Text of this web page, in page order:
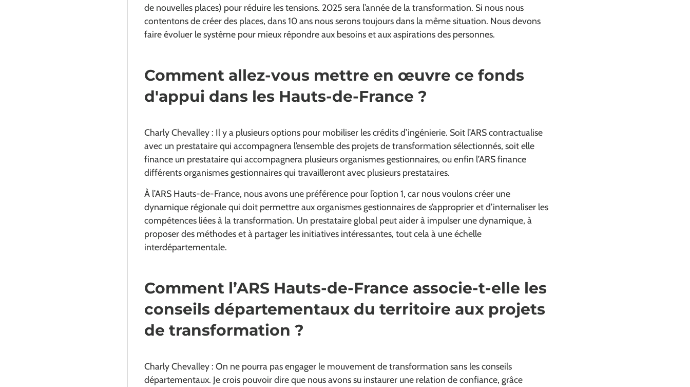
de nouvelles places) pour réduire les tensions. 2025 sera l’année de la transformation. Si nous nous
contentons de créer des places, dans 10 ans nous serons toujours dans la même situation. Nous devons
faire évoluer le système pour mieux répondre aux besoins et aux aspirations des personnes.
Comment allez-vous mettre en œuvre ce fonds
d'appui dans les Hauts-de-France ?
Charly Chevalley : Il y a plusieurs options pour mobiliser les crédits d’ingénierie. Soit l’ARS contractualise
avec un prestataire qui accompagnera l’ensemble des projets de transformation sélectionnés, soit elle
finance un prestataire qui accompagnera plusieurs organismes gestionnaires, ou enfin l’ARS finance
différents organismes gestionnaires qui travailleront avec plusieurs prestataires.
À l’ARS Hauts-de-France, nous avons une préférence pour l’option 1, car nous voulons créer une
dynamique régionale qui doit permettre aux organismes gestionnaires de s’approprier et d’internaliser les
compétences liées à la transformation. Un prestataire global peut aider à impulser une dynamique, à
proposer des méthodes et à partager les initiatives intéressantes, tout cela à une échelle
interdépartementale.
Comment l’ARS Hauts-de-France associe-t-elle les
conseils départementaux du territoire aux projets
de transformation ?
Charly Chevalley : On ne pourra pas engager le mouvement de transformation sans les conseils
départementaux. Je crois pouvoir dire que nous avons su instaurer une relation de confiance, grâce